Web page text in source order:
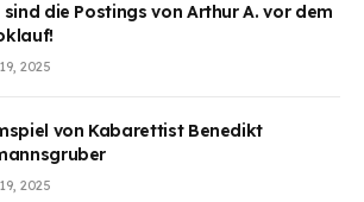
sind die Postings von Arthur A. vor dem
2025
von Kabarettist Benedikt
2025